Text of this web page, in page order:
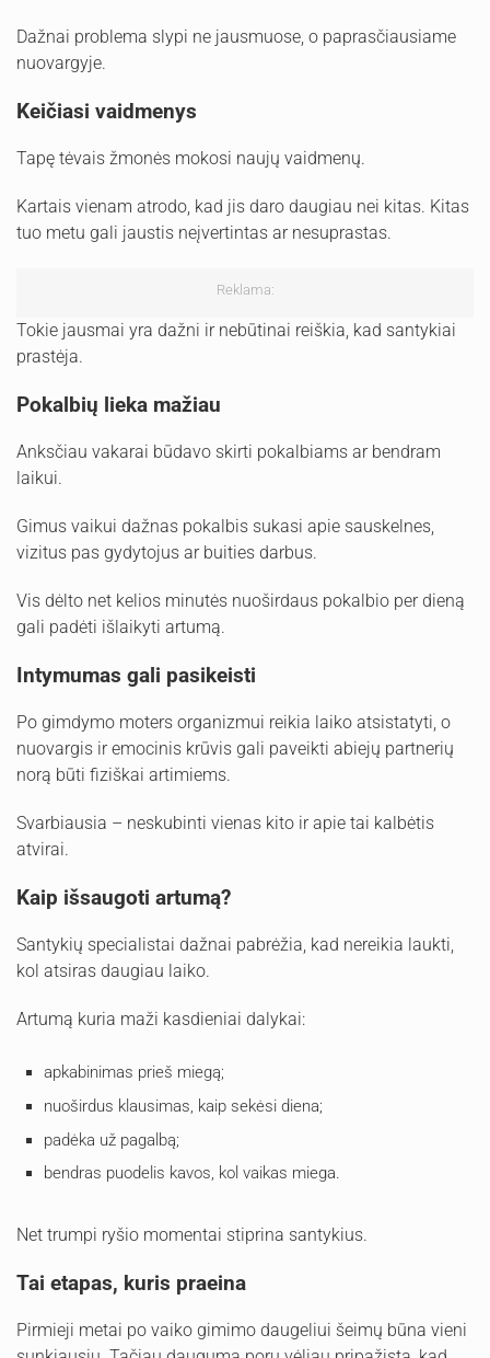
Dažnai problema slypi ne jausmuose, o paprasčiausiame
nuovargyje.
Keičiasi vaidmenys
Tapę tėvais žmonės mokosi naujų vaidmenų.
Kartais vienam atrodo, kad jis daro daugiau nei kitas. Kitas
tuo metu gali jaustis neįvertintas ar nesuprastas.
Reklama:
Tokie jausmai yra dažni ir nebūtinai reiškia, kad santykiai
prastėja.
Pokalbių lieka mažiau
Anksčiau vakarai būdavo skirti pokalbiams ar bendram
laikui.
Gimus vaikui dažnas pokalbis sukasi apie sauskelnes,
vizitus pas gydytojus ar buities darbus.
Vis dėlto net kelios minutės nuoširdaus pokalbio per dieną
gali padėti išlaikyti artumą.
Intymumas gali pasikeisti
Po gimdymo moters organizmui reikia laiko atsistatyti, o
nuovargis ir emocinis krūvis gali paveikti abiejų partnerių
norą būti fiziškai artimiems.
Svarbiausia – neskubinti vienas kito ir apie tai kalbėtis
atvirai.
Kaip išsaugoti artumą?
Santykių specialistai dažnai pabrėžia, kad nereikia laukti,
kol atsiras daugiau laiko.
Artumą kuria maži kasdieniai dalykai:
apkabinimas prieš miegą;
nuoširdus klausimas, kaip sekėsi diena;
padėka už pagalbą;
bendras puodelis kavos, kol vaikas miega.
Net trumpi ryšio momentai stiprina santykius.
Tai etapas, kuris praeina
Pirmieji metai po vaiko gimimo daugeliui šeimų būna vieni